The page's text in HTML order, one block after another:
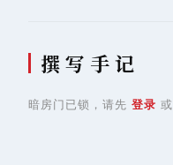
撰 写 手 记
暗房门已锁，请先 登录 或